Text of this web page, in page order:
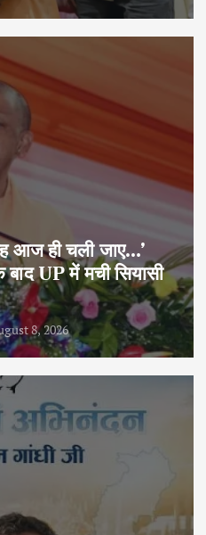
आज ही चली जाए…’
UP में मची सियासी
8, 2026